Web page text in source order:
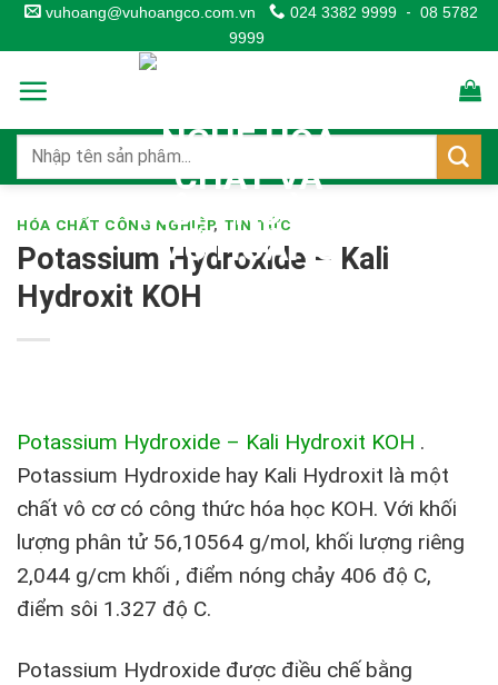
Skip
to
content
vuhoang@vuhoangco.com.vn 024 3382 9999 - 08 5782
9999
HÓA CHẤT CÔNG NGHIỆP, TIN TỨC
Potassium Hydroxide – Kali
Hydroxit KOH
Potassium Hydroxide – Kali Hydroxit KOH .
Potassium Hydroxide hay Kali Hydroxit là một
chất vô cơ có công thức hóa học KOH. Với khối
lượng phân tử 56,10564 g/mol, khối lượng riêng
2,044 g/cm khối , điểm nóng chảy 406 độ C,
điểm sôi 1.327 độ C.
Potassium Hydroxide được điều chế bằng